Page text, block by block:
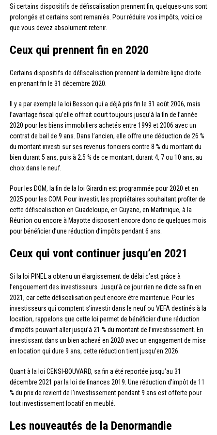
Si certains dispositifs de défiscalisation prennent fin, quelques-uns sont
prolongés et certains sont remaniés. Pour réduire vos impôts, voici ce
que vous devez absolument retenir.
Ceux qui prennent fin en 2020
Certains dispositifs de défiscalisation prennent la dernière ligne droite
en prenant fin le 31 décembre 2020.
Il y a par exemple la loi Besson qui a déjà pris fin le 31 août 2006, mais
l’avantage fiscal qu’elle offrait court toujours jusqu’à la fin de l’année
2020 pour les biens immobiliers achetés entre 1999 et 2006 avec un
contrat de bail de 9 ans. Dans l’ancien, elle offre une déduction de 26 %
du montant investi sur ses revenus fonciers contre 8 % du montant du
bien durant 5 ans, puis à 2.5 % de ce montant, durant 4, 7 ou 10 ans, au
choix dans le neuf.
Pour les DOM, la fin de la loi Girardin est programmée pour 2020 et en
2025 pour les COM. Pour investir, les propriétaires souhaitant profiter de
cette défiscalisation en Guadeloupe, en Guyane, en Martinique, à la
Réunion ou encore à Mayotte disposent encore donc de quelques mois
pour bénéficier d’une réduction d’impôts pendant 6 ans.
Ceux qui vont continuer jusqu’en 2021
Si la loi PINEL a obtenu un élargissement de délai c’est grâce à
l’engouement des investisseurs. Jusqu’à ce jour rien ne dicte sa fin en
2021, car cette défiscalisation peut encore être maintenue. Pour les
investisseurs qui comptent s’investir dans le neuf ou VEFA destinés à la
location, rappelons que cette loi permet de bénéficier d’une réduction
d’impôts pouvant aller jusqu’à 21 % du montant de l’investissement. En
investissant dans un bien achevé en 2020 avec un engagement de mise
en location qui dure 9 ans, cette réduction tient jusqu’en 2026.
Quant à la loi CENSI-BOUVARD, sa fin a été reportée jusqu’au 31
décembre 2021 par la loi de finances 2019. Une réduction d’impôt de 11
% du prix de revient de l’investissement pendant 9 ans est offerte pour
tout investissement locatif en meublé.
Les nouveautés de la Denormandie